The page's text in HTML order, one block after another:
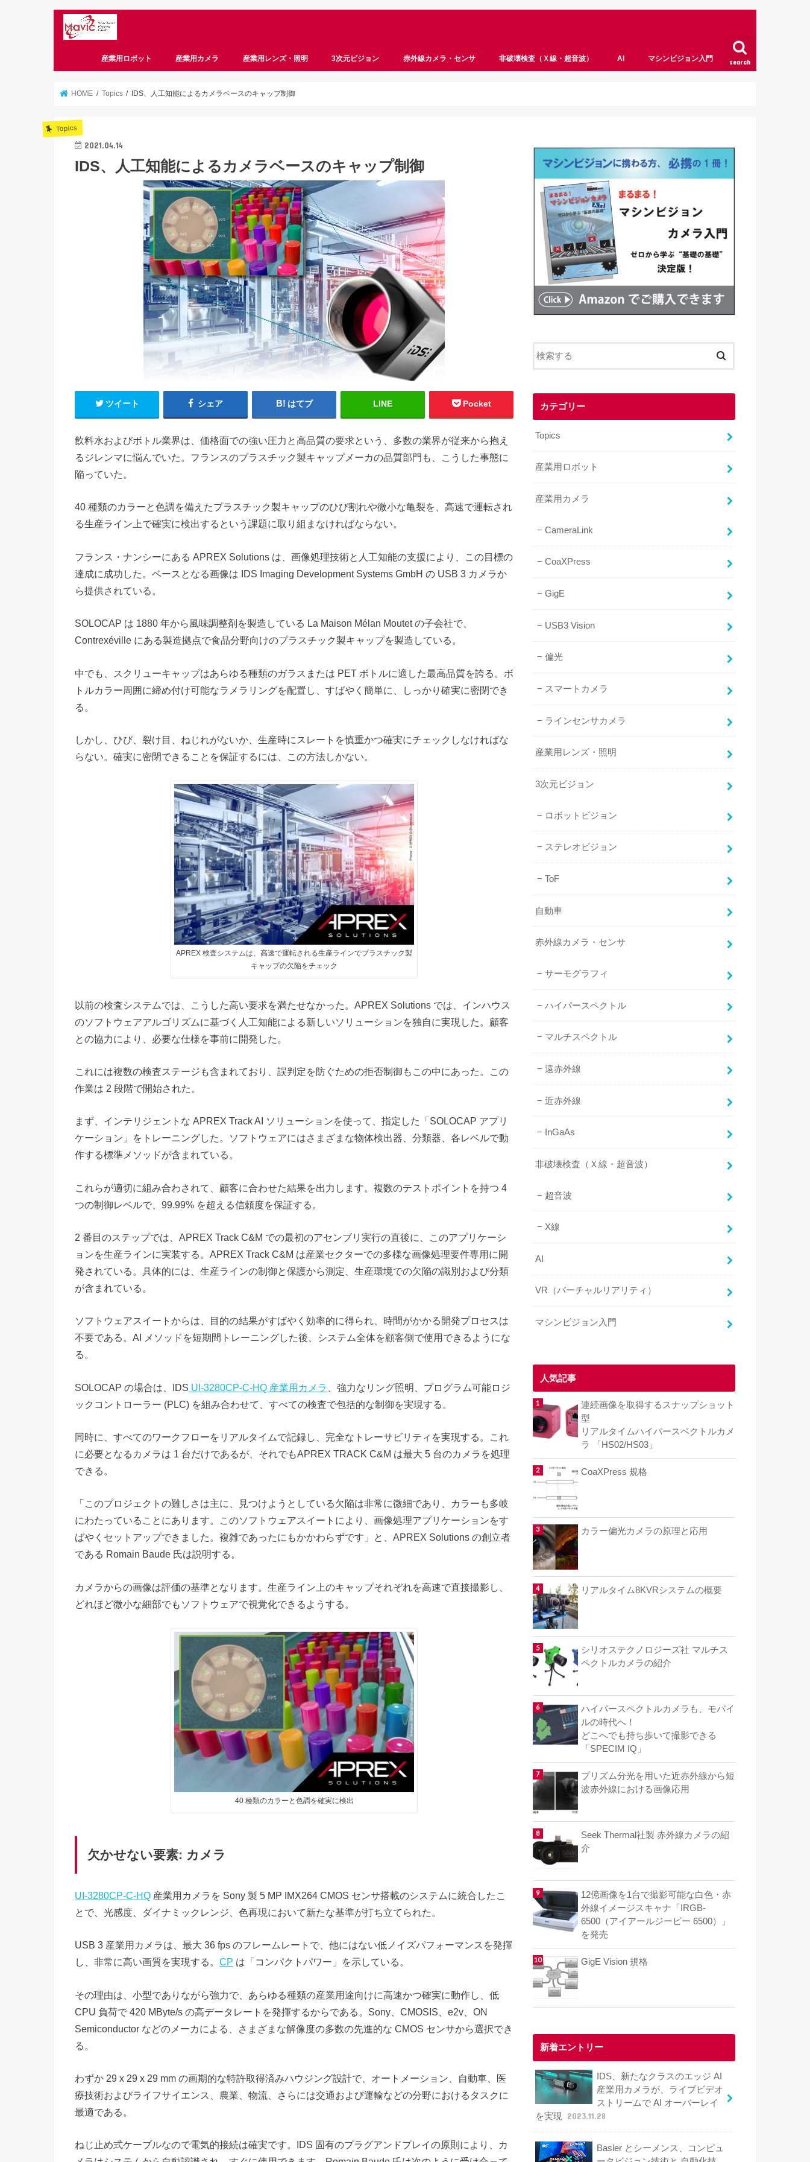
search
産業用ロボット 産業用カメラ 産業用レンズ・照明 3次元ビジョン 赤外線カメラ・センサ 非破壊検査（Ｘ線・超音波） AI マシンビジョン入門
HOME Topics IDS、人工知能によるカメラベースのキャップ制御
Topics
2021.04.14
IDS、人工知能によるカメラベースのキャップ制御
ツイート シェア はてブ LINE Pocket
飲料水およびボトル業界は、価格面での強い圧力と高品質の要求という、多数の業界が従来から抱え
るジレンマに悩んでいた。フランスのプラスチック製キャップメーカの品質部門も、こうした事態に
陥っていた。
40 種類のカラーと色調を備えたプラスチック製キャップのひび割れや微小な亀裂を、高速で運転され
る生産ライン上で確実に検出するという課題に取り組まなければならない。
フランス・ナンシーにある APREX Solutions は、画像処理技術と人工知能の支援により、この目標の
達成に成功した。ベースとなる画像は IDS Imaging Development Systems GmbH の USB 3 カメラか
ら提供されている。
SOLOCAP は 1880 年から風味調整剤を製造している La Maison Mélan Moutet の子会社で、
Contrexéville にある製造拠点で食品分野向けのプラスチック製キャップを製造している。
中でも、スクリューキャップはあらゆる種類のガラスまたは PET ボトルに適した最高品質を誇る。ボ
トルカラー周囲に締め付け可能なラメラリングを配置し、すばやく簡単に、しっかり確実に密閉でき
る。
しかし、ひび、裂け目、ねじれがないか、生産時にスレートを慎重かつ確実にチェックしなければな
らない。確実に密閉できることを保証するには、この方法しかない。
APREX 検査システムは、高速で運転される生産ラインでプラスチック製
キャップの欠陥をチェック
以前の検査システムでは、こうした高い要求を満たせなかった。APREX Solutions では、インハウス
のソフトウェアアルゴリズムに基づく人工知能による新しいソリューションを独自に実現した。顧客
との協力により、必要な仕様を事前に開発した。
これには複数の検査ステージも含まれており、誤判定を防ぐための拒否制御もこの中にあった。この
作業は 2 段階で開始された。
まず、インテリジェントな APREX Track AI ソリューションを使って、指定した「SOLOCAP アプリ
ケーション」をトレーニングした。ソフトウェアにはさまざまな物体検出器、分類器、各レベルで動
作する標準メソッドが含まれている。
これらが適切に組み合わされて、顧客に合わせた結果を出力します。複数のテストポイントを持つ 4
つの制御レベルで、99.99% を超える信頼度を保証する。
2 番目のステップでは、APREX Track C&M での最初のアセンブリ実行の直後に、このアプリケーシ
ョンを生産ラインに実装する。APREX Track C&M は産業セクターでの多様な画像処理要件専用に開
発されている。具体的には、生産ラインの制御と保護から測定、生産環境での欠陥の識別および分類
が含まれている。
ソフトウェアスイートからは、目的の結果がすばやく効率的に得られ、時間がかかる開発プロセスは
不要である。AI メソッドを短期間トレーニングした後、システム全体を顧客側で使用できるようにな
る。
SOLOCAP の場合は、IDS UI-3280CP-C-HQ 産業用カメラ
、強力なリング照明、プログラム可能ロジ
ックコントローラー (PLC) を組み合わせて、すべての検査で包括的な制御を実現する。
同時に、すべてのワークフローをリアルタイムで記録し、完全なトレーサビリティを実現する。これ
に必要となるカメラは 1 台だけであるが、それでもAPREX TRACK C&M は最大 5 台のカメラを処理
できる。
「このプロジェクトの難しさは主に、見つけようとしている欠陥は非常に微細であり、カラーも多岐
にわたっていることにあります。このソフトウェアスイートにより、画像処理アプリケーションをす
ばやくセットアップできました。複雑であったにもかかわらずです」と、APREX Solutions の創立者
である Romain Baude 氏は説明する。
カメラからの画像は評価の基準となります。生産ライン上のキャップそれぞれを高速で直接撮影し、
どれほど微小な細部でもソフトウェアで視覚化できるようする。
40 種類のカラーと色調を確実に検出
欠かせない要素: カメラ
UI-3280CP-C-HQ 産業用カメラを Sony 製 5 MP IMX264 CMOS センサ搭載のシステムに統合したこ
とで、光感度、ダイナミックレンジ、色再現において新たな基準が打ち立てられた。
USB 3 産業用カメラは、最大 36 fps のフレームレートで、他にはない低ノイズパフォーマンスを発揮
し、非常に高い画質を実現する。 CP は「コンパクトパワー」を示している。
その理由は、小型でありながら強力で、あらゆる種類の産業用途向けに高速かつ確実に動作し、低
CPU 負荷で 420 MByte/s の高データレートを発揮するからである。Sony、CMOSIS、e2v、ON
Semiconductor などのメーカによる、さまざまな解像度の多数の先進的な CMOS センサから選択でき
る。
わずか 29 x 29 x 29 mm の画期的な特許取得済みハウジング設計で、オートメーション、自動車、医
療技術およびライフサイエンス、農業、物流、さらには交通および運輸などの分野におけるタスクに
最適である。
ねじ止め式ケーブルなので電気的接続は確実です。IDS 固有のプラグアンドプレイの原則により、カ
カテゴリー
Topics
産業用ロボット
産業用カメラ
CameraLink
CoaXPress
GigE
USB3 Vision
偏光
スマートカメラ
ラインセンサカメラ
産業用レンズ・照明
3次元ビジョン
ロボットビジョン
ステレオビジョン
ToF
自動車
赤外線カメラ・センサ
サーモグラフィ
ハイパースペクトル
マルチスペクトル
遠赤外線
近赤外線
InGaAs
非破壊検査（Ｘ線・超音波）
超音波
X線
AI
VR（バーチャルリアリティ）
マシンビジョン入門
人気記事
連続画像を取得するスナップショット
型
リアルタイムハイパースペクトルカメ
ラ 「HS02/HS03」
CoaXPress 規格
カラー偏光カメラの原理と応用
リアルタイム8KVRシステムの概要
シリオステクノロジーズ社 マルチス
ペクトルカメラの紹介
ハイパースペクトルカメラも、モバイ
ルの時代へ！
どこへでも持ち歩いて撮影できる
「SPECIM IQ」
プリズム分光を用いた近赤外線から短
波赤外線における画像応用
Seek Thermal社製 赤外線カメラの紹
介
12億画像を1台で撮影可能な白色・赤
外線イメージスキャナ「IRGB-
6500（アイアールジービー 6500）」
を発売
GigE Vision 規格
新着エントリー
IDS、新たなクラスのエッジ AI
産業用カメラが、ライブビデオ
ストリームで AI オーバーレイ
を実現 2023.11.28
Basler とシーメンス、コンピュ